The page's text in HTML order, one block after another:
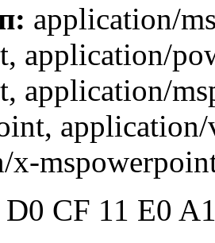
application/
application/
application/
x-
D0 CF 11 E0